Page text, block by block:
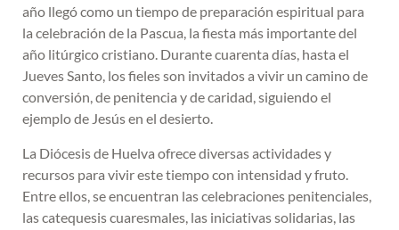
año llegó como un tiempo de preparación espiritual para
la celebración de la Pascua, la fiesta más importante del
año litúrgico cristiano. Durante cuarenta días, hasta el
Jueves Santo, los fieles son invitados a vivir un camino de
conversión, de penitencia y de caridad, siguiendo el
ejemplo de Jesús en el desierto.
La Diócesis de Huelva ofrece diversas actividades y
recursos para vivir este tiempo con intensidad y fruto.
Entre ellos, se encuentran las celebraciones penitenciales,
las catequesis cuaresmales, las iniciativas solidarias, las